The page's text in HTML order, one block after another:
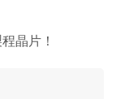
晶片！